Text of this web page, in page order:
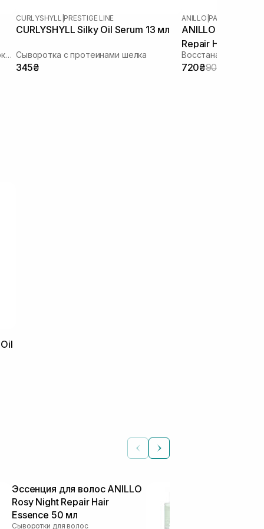
Питательная эссенция для волос с экстрактом черного чая
CURLYSHYLL PRESTIGE LINE
CURLYSHYLL Silky Oil Serum 13 мл
Сыворотка с протеинами шелка
345₴
ANILLO PATCHOULI
ANILLO Patchouli
Repair Hair
720₴900₴
Эссенция для волос ANILLO
Rosy Night Repair Hair
Essence 50 мл
Сыворотки для волос